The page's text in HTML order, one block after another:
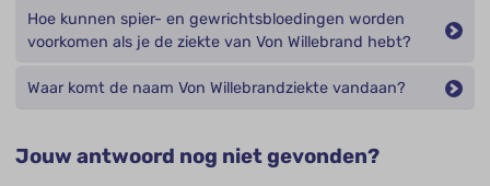
Hoe kunnen spier- en gewrichtsbloedingen worden
voorkomen als je de ziekte van Von Willebrand hebt?
Waar komt de naam Von Willebrandziekte vandaan?
Jouw antwoord nog niet gevonden?